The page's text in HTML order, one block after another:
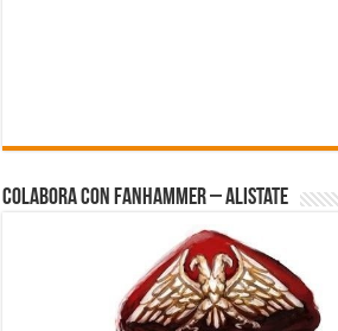
Colabora con FanHammer – Alistate